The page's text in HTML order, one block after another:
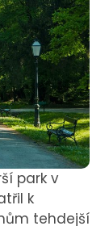
park v
k
tehdejší